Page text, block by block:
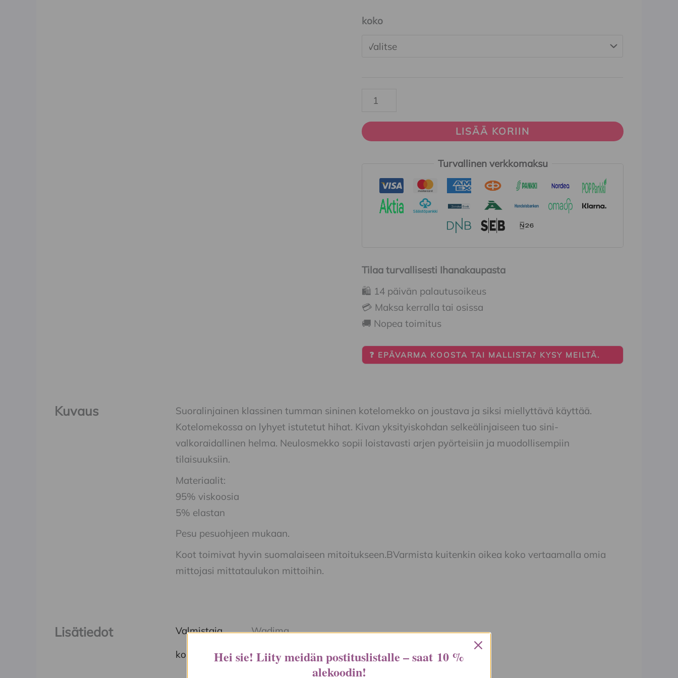
koko
LISÄÄ KORIIN
Turvallinen verkkomaksu
Tilaa turvallisesti Ihanakaupasta
🛍️ 14 päivän palautusoikeus
💳 Maksa kerralla tai osissa
🚚 Nopea toimitus
❓ EPÄVARMA KOOSTA TAI MALLISTA? KYSY MEILTÄ.
Kuvaus
Suoralinjainen klassinen tumman sininen kotelomekko on joustava ja siksi miellyttävä käyttää.
Kotelomekossa on lyhyet istutetut hihat. Kivan yksityiskohdan selkeälinjaiseen tuo sini-
valkoraidallinen helma. Neulosmekko sopii loistavasti arjen pyörteisiin ja muodollisempiin
tilaisuuksiin.
Materiaalit:
95% viskoosia
5% elastan
Pesu pesuohjeen mukaan.
Koot toimivat hyvin suomalaiseen mitoitukseen.BVarmista kuitenkin oikea koko vertaamalla omia
mittojasi mittataulukon mittoihin.
Lisätiedot Valmistaja
Wadima
koko
M
Hei sie! Liity meidän postituslistalle – saat 10 %
alekoodin!